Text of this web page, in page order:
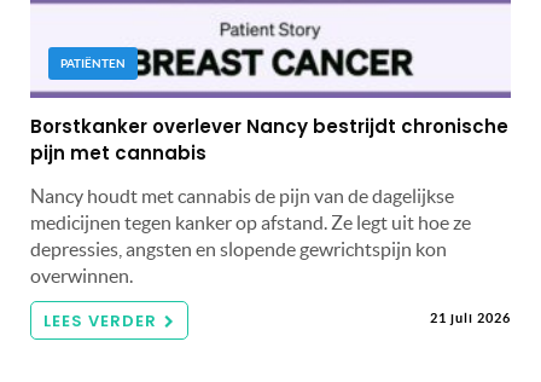
PATIËNTEN
Borstkanker overlever Nancy bestrijdt chronische
pijn met cannabis
Nancy houdt met cannabis de pijn van de dagelijkse
medicijnen tegen kanker op afstand. Ze legt uit hoe ze
depressies, angsten en slopende gewrichtspijn kon
overwinnen.
LEES VERDER 21 juli 2026